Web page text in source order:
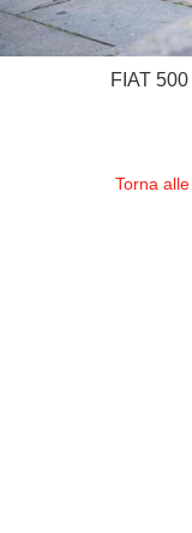
FIAT
Torna